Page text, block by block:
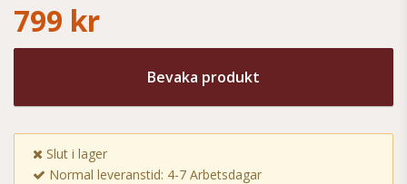
799 kr
Bevaka produkt
Slut i lager
Normal leveranstid: 4-7 Arbetsdagar